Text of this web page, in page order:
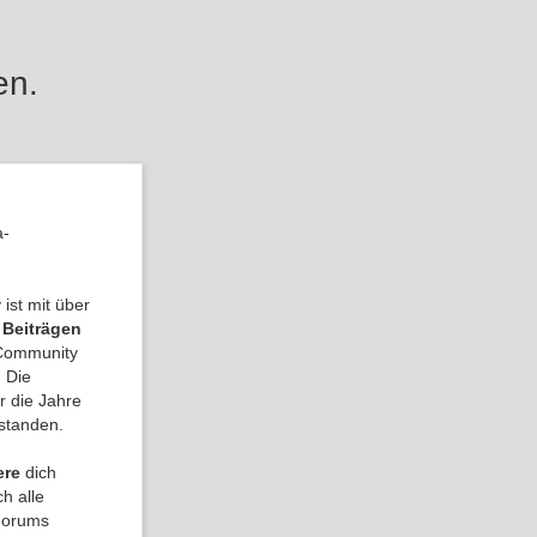
ist mit über
Die
die Jahre
dich
alle